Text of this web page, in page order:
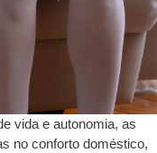
vida e autonomia, as
no conforto doméstico,